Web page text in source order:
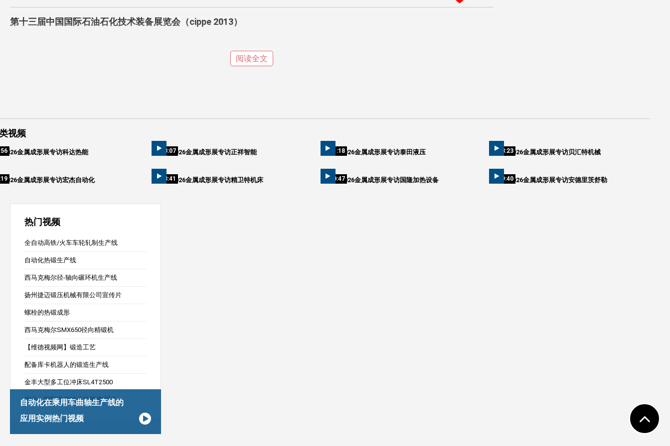
第十三届中国国际石油石化技术装备展览会（cippe 2013）
阅读全文
视频
2026金属成形展专访科达热能 03:072026金属成形展专访正祥智能 01:182026金属成形展专访泰田液压 08:232026金属成形展专访贝汇特机械
2026金属成形展专访宏杰自动化 03:412026金属成形展专访精卫特机床 10:472026金属成形展专访国隆加热设备 09:402026金属成形展专访安德里茨舒勒
热门视频
全自动高铁/火车车轮轧制生产线
自动化热锻生产线
西马克梅尔径-轴向碾环机生产线
扬州捷迈锻压机械有限公司宣传片
螺栓的热锻成形
西马克梅尔SMX650径向精锻机
【维德视频网】锻造工艺
配备库卡机器人的锻造生产线
金丰大型多工位冲床SL4T2500
张金：国际锻造行业发展情况[1]
自动化在乘用车曲轴生产线的
应用实例热门视频